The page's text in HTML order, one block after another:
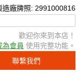
造廠牌照: 2991000816
歡迎你來到本店！
為會員 使用完整功能。
聯繫我們